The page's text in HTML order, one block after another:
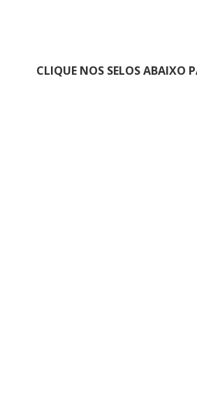
CLIQUE NOS SELOS ABAIXO